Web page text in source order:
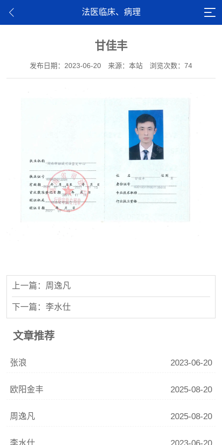
法医临床、病理
甘佳丰
发布日期：2023-06-20 来源：本站 浏览次数：74
上一篇：周逸凡
下一篇：李水仕
文章推荐
张浪 2023-06-20
欧阳金丰 2025-08-20
周逸凡 2025-08-20